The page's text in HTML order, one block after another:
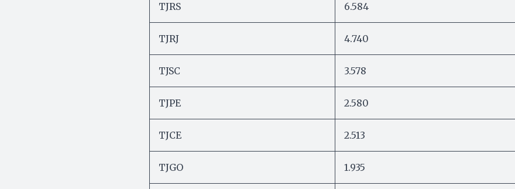
TJRS 6.584
TJRJ 4.740
TJSC 3.578
TJPE 2.580
TJCE 2.513
TJGO 1.935